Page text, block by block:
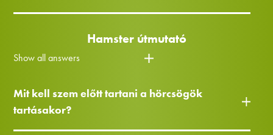
Hamster útmutató
Show all answers
Mit kell szem előtt tartani a hörcsögök
tartásakor?